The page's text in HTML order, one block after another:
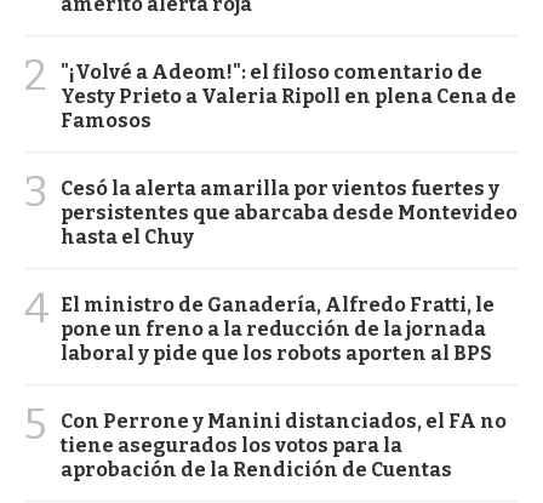
2
"¡Volvé a Adeom!": el filoso comentario de
Yesty Prieto a Valeria Ripoll en plena Cena de
Famosos
3
Cesó la alerta amarilla por vientos fuertes y
persistentes que abarcaba desde Montevideo
hasta el Chuy
4 El ministro de Ganadería, Alfredo Fratti, le
pone un freno a la reducción de la jornada
laboral y pide que los robots aporten al BPS
5
Con Perrone y Manini distanciados, el FA no
tiene asegurados los votos para la
aprobación de la Rendición de Cuentas